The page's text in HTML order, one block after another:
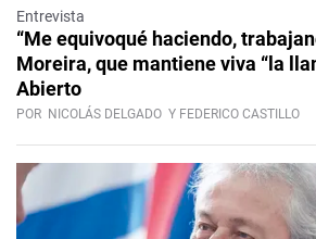
Entrevista
“Me equivoqué haciendo,
Moreira, que mantiene viva “la
Abierto
POR NICOLÁS DELGADO Y FEDERICO CASTILLO